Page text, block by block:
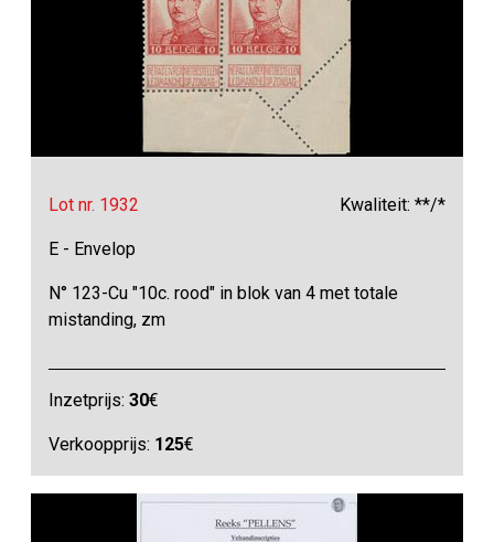
Lot nr. 1932 Kwaliteit: **/*
E - Envelop
N° 123-Cu "10c. rood" in blok van 4 met totale
mistanding, zm
Inzetprijs:30€
Verkoopprijs: 125€